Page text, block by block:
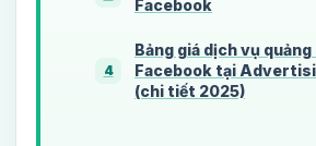
Facebook
4
Bảng giá dịch vụ quảng
Facebook tại
(chi tiết 2025)